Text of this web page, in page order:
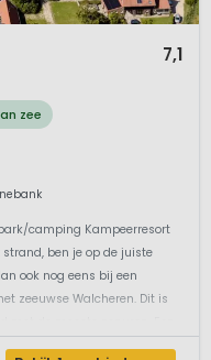
7,1
zee
camping Kampeerresort
ben je op de juiste
ook nog eens bij een
zeeuwse Walcheren. Dit is